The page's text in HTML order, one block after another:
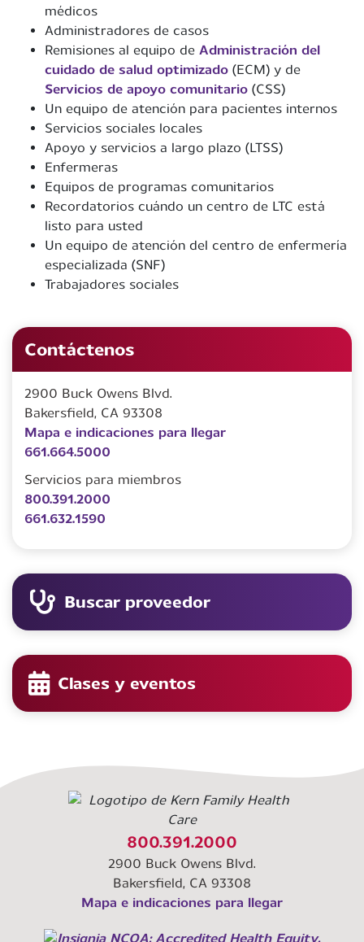
médicos
Administradores de casos
Remisiones al equipo de Administración del
cuidado de salud optimizado (ECM) y de
Servicios de apoyo comunitario (CSS)
Un equipo de atención para pacientes internos
Servicios sociales locales
Apoyo y servicios a largo plazo (LTSS)
Enfermeras
Equipos de programas comunitarios
Recordatorios cuándo un centro de LTC está
listo para usted
Un equipo de atención del centro de enfermería
especializada (SNF)
Trabajadores sociales
Contáctenos
2900 Buck Owens Blvd.
Bakersfield, CA 93308
Mapa e indicaciones para llegar
661.664.5000
Servicios para miembros
800.391.2000
661.632.1590
Buscar proveedor
Clases y eventos
800.391.2000
2900 Buck Owens Blvd.
Bakersfield, CA 93308
Mapa e indicaciones para llegar